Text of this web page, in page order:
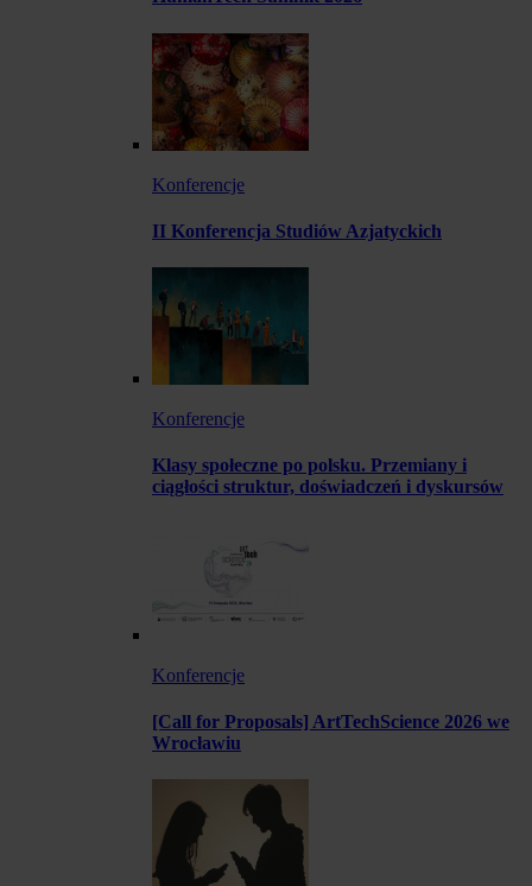
Konferencje
II Konferencja Studiów Azjatyckich
Konferencje
Klasy społeczne po polsku. Przemiany i
ciągłości struktur, doświadczeń i dyskursów
Konferencje
[Call for Proposals] ArtTechScience 2026 we
Wrocławiu